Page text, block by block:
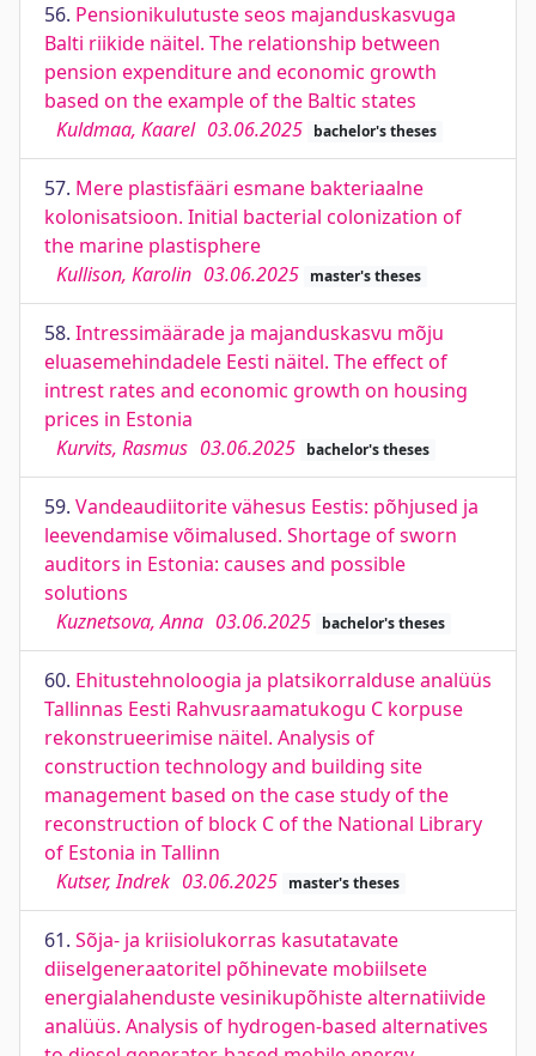
56. Pensionikulutuste seos majanduskasvuga
Balti riikide näitel. The relationship between
pension expenditure and economic growth
based on the example of the Baltic states
Kuldmaa, Kaarel 03.06.2025 bachelor's theses
57. Mere plastisfääri esmane bakteriaalne
kolonisatsioon. Initial bacterial colonization of
the marine plastisphere
Kullison, Karolin 03.06.2025 master's theses
58. Intressimäärade ja majanduskasvu mõju
eluasemehindadele Eesti näitel. The effect of
intrest rates and economic growth on housing
prices in Estonia
Kurvits, Rasmus 03.06.2025 bachelor's theses
59. Vandeaudiitorite vähesus Eestis: põhjused ja
leevendamise võimalused. Shortage of sworn
auditors in Estonia: causes and possible
solutions
Kuznetsova, Anna 03.06.2025 bachelor's theses
60. Ehitustehnoloogia ja platsikorralduse analüüs
Tallinnas Eesti Rahvusraamatukogu C korpuse
rekonstrueerimise näitel. Analysis of
construction technology and building site
management based on the case study of the
reconstruction of block C of the National Library
of Estonia in Tallinn
Kutser, Indrek 03.06.2025 master's theses
61. Sõja- ja kriisiolukorras kasutatavate
diiselgeneraatoritel põhinevate mobiilsete
energialahenduste vesinikupõhiste alternatiivide
analüüs. Analysis of hydrogen-based alternatives